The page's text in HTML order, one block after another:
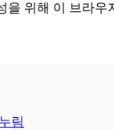
을 위해 이 브라
림